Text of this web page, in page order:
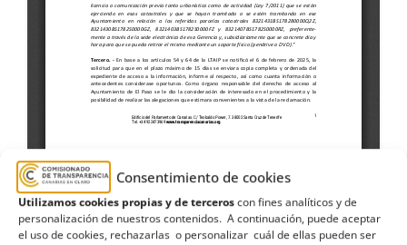
Consentimiento de cookies
Utilizamos cookies propias y de terceroscon fines analíticos y de
personalización de nuestros contenidos. A continuación, puede aceptar
el uso de cookies, rechazarlas o personalizar cuál de ellas pueden ser